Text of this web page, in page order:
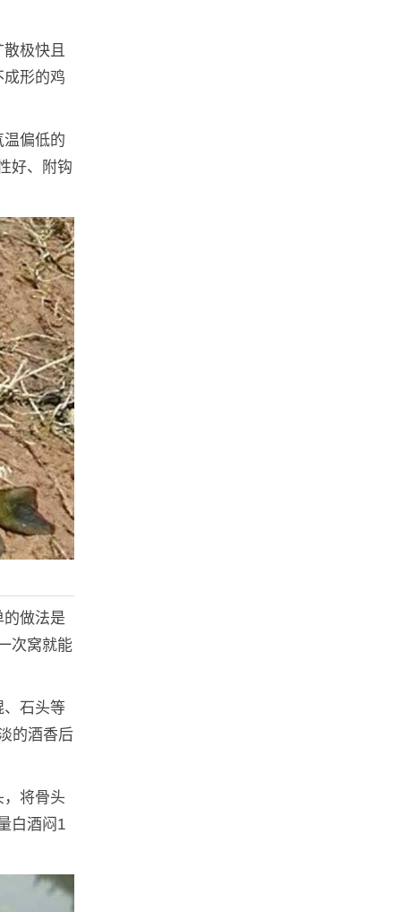
极快且
形的鸡
偏低的
好、附钩
做法是
次窝就能
、石头等
的酒香后
将骨头
白酒闷1